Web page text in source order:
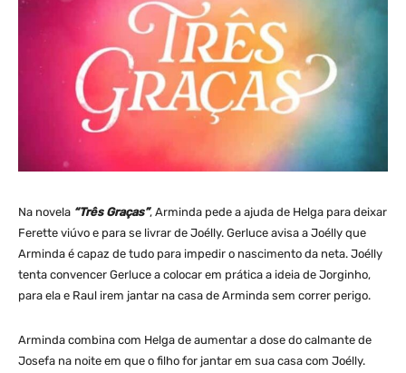
Na novela “Três Graças”, Arminda pede a ajuda de Helga para deixar
Ferette viúvo e para se livrar de Joélly. Gerluce avisa a Joélly que
Arminda é capaz de tudo para impedir o nascimento da neta. Joélly
tenta convencer Gerluce a colocar em prática a ideia de Jorginho,
para ela e Raul irem jantar na casa de Arminda sem correr perigo.
Arminda combina com Helga de aumentar a dose do calmante de
Josefa na noite em que o filho for jantar em sua casa com Joélly.